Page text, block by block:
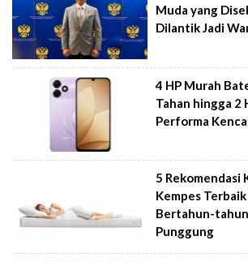
Muda yang
Dilantik Jadi
4 HP Murah
Tahan hingga 2
Performa
5 Rekomendasi
Kempes
Bertahun-
Punggung